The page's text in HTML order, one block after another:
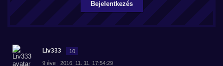
Bejelentkezés
Liv333 10
9 éve | 2016. 11. 11. 17:54:29